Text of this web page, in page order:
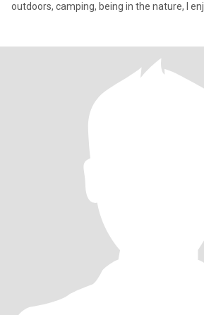
outdoors, camping, being in the nature, I enj